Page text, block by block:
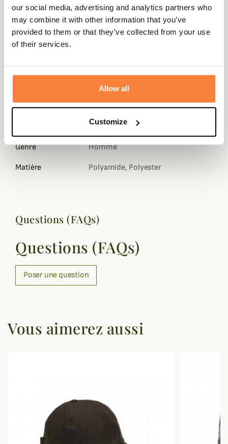
our social media, advertising and analytics partners who
may combine it with other information that you’ve
provided to them or that they’ve collected from your use
of their services.
Allow all
Customize
porte seul aux beaux jours par dessus un pull.
Il dispose d'une poche intérieur zippée, de deux poches
plaquées à rabat et boutons pressions pour y ranger en
toute sécurité vos petits essentiels du quotidien.
Fiche technique
100 % Polyester
Doublure 100% Polyamide
Bleu, Vert
Genre Homme
Matière Polyamide, Polyester
Questions (FAQs)
Questions (FAQs)
Poser une question
Vous aimerez aussi